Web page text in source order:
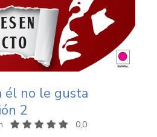
él no le gusta
2
0,0